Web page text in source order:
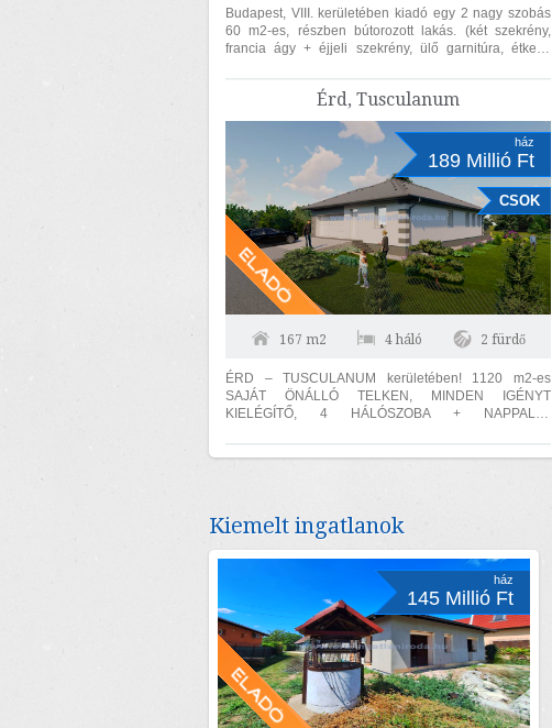
Budapest, VIII. kerületében kiadó egy 2 nagy szobás
60 m2-es, részben bútorozott lakás. (két szekrény,
francia ágy + éjjeli szekrény, ülő garnitúra, étkező
Érd, Tusculanum
ház
189 Millió Ft
CSOK
167 m2 4 háló 2 fürdő
ÉRD – TUSCULANUM kerületében! 1120 m2-es
SAJÁT ÖNÁLLÓ TELKEN, MINDEN IGÉNYT
KIELÉGÍTŐ, 4 HÁLÓSZOBA + NAPPALIS,
Érd-tusculanum, 1120...
Kiemelt ingatlanok
ház
145 Millió Ft